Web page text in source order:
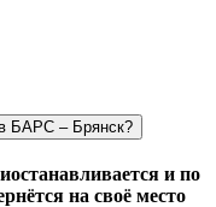
БАРС – Брянск?
и по
на своё место